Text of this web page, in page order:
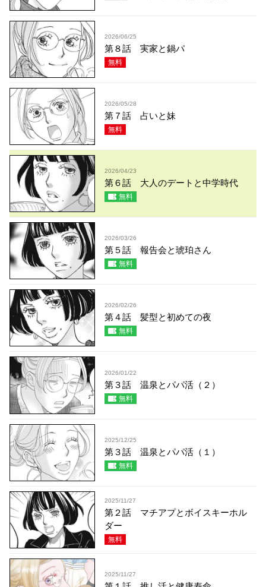
2026/06/25
第８話 実家と鍋パ
無料
2026/05/28
第７話 占いと妹
無料
2026/04/23
第６話 大人のデートと中学時代
無料
2026/03/26
第５話 報告会と琥珀さん
無料
2026/02/26
第４話 髪型と初めての夜
無料
2026/01/22
第３話 温泉とパパ活（２）
無料
2025/12/25
第３話 温泉とパパ活（１）
無料
2025/11/27
第２話 マチアプとボイスキーホル
ダー
無料
2025/11/27